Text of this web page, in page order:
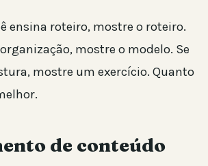
ensina roteiro, mostre o roteiro.
mostre o modelo. Se
mostre um exercício. Quanto
de conteúdo